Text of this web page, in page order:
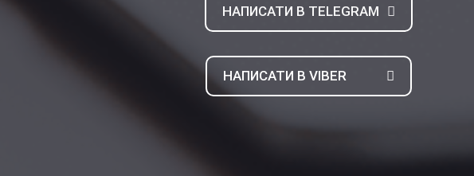
НАПИСАТИ В TELEGRAM
НАПИСАТИ В VIBER